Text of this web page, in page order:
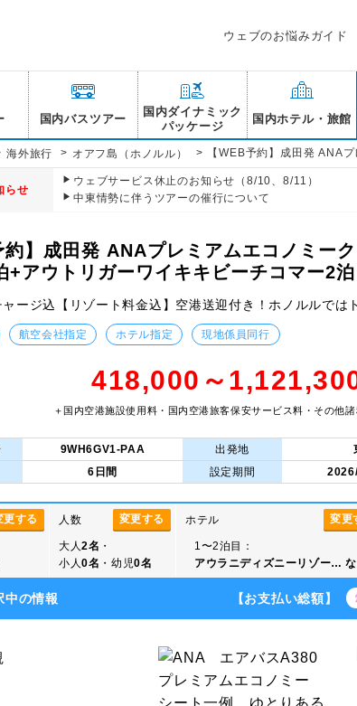
ウェブのお悩みガイド
国内バスツアー
国内ダイナミック
パッケージ
国内ホテル・旅館
海外旅行 > オアフ島（ホノルル） > 【WEB予約】成田発 ANA
らせ
ウェブサービス休止のお知らせ（8/10、8/11）
中東情勢に伴うツアーの催行について
約】成田発 ANAプレミアムエコノミー
+アウトリガーワイキキビーチコマー2泊
ージ込【リゾート料金込】空港送迎付き！ホノルルでは
航空会社指定 ホテル指定 現地係員同行
418,000～
＋国内空港施設使用料・国内空港旅客保安サービス料・その他
9WH6GV1-PAA 出発地
6日間 設定期間
更する 変更する
人数
大人2名 ・
小人0名 ・幼児0名
変更
ホテル
1〜2泊目：
アウラニディズニーリゾー…
中の情報 【お支払い総額】